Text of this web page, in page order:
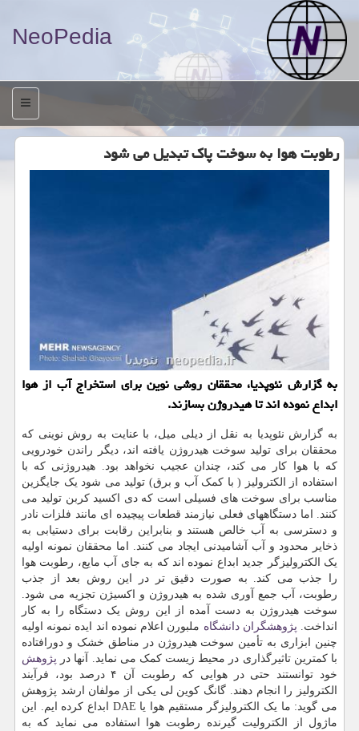
NeoPedia
منو
رطوبت هوا به سوخت پاک تبدیل می شود
به گزارش نئوپدیا، محققان روشی نوین برای استخراج آب از هوا
ابداع نموده اند تا هیدروژن بسازند.
به گزارش نئوپدیا به نقل از دیلی میل، با عنایت به روش نوینی که
محققان برای تولید سوخت هیدروژن یافته اند، دیگر راندن خودرویی
که با هوا کار می کند، چندان عجیب نخواهد بود. هیدروژنی که با
استفاده از الکترولیز ( با کمک آب و برق) تولید می شود یک جایگزین
مناسب برای سوخت های فسیلی است که دی اکسید کربن تولید می
کنند. اما دستگاههای فعلی نیازمند قطعات پیچیده ای مانند فلزات نادر
و دسترسی به آب خالص هستند و بنابراین رقابت برای دستیابی به
ذخایر محدود و آب آشامیدنی ایجاد می کنند. اما محققان نمونه اولیه
یک الکترولیزگر جدید ابداع نموده اند که به جای آب مایع، رطوبت هوا
را جذب می کند. به صورت دقیق تر در این روش بعد از جذب
رطوبت، آب جمع آوری شده به هیدروژن و اکسیژن تجزیه می شود.
سوخت هیدروژن به دست آمده از این روش یک دستگاه را به کار
انداخت. پژوهشگران دانشگاه ملبورن اعلام نموده اند ایده نمونه اولیه
چنین ابزاری به تأمین سوخت هیدروژن در مناطق خشک و دورافتاده
با کمترین تاثیرگذاری در محیط زیست کمک می نماید. آنها در پژوهش
خود توانستند حتی در هوایی که رطوبت آن ۴ درصد بود، فرآیند
الکترولیز را انجام دهند. گانگ کوین لی یکی از مولفان ارشد پژوهش
می گوید: ما یک الکترولیزگر مستقیم هوا یا DAE ابداع کرده ایم. این
ماژول از الکترولیت گیرنده رطوبت هوا استفاده می نماید که به